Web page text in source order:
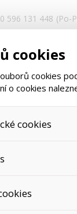
596 131 448 (Po-
cookies
cookies
o cookies
cookies
v
a není
anonymizované
apod.